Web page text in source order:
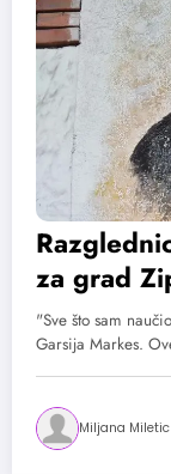
za grad
Garsija
"Sve što sam
Garsija Markes.
Miljana Miletic